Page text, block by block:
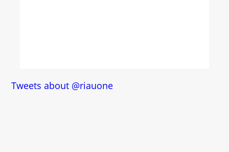
Tweets about @riauone